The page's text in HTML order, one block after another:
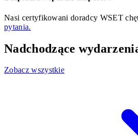
Nasi certyfikowani doradcy WSET
pytania.
Nadchodzące
Zobacz wszystkie